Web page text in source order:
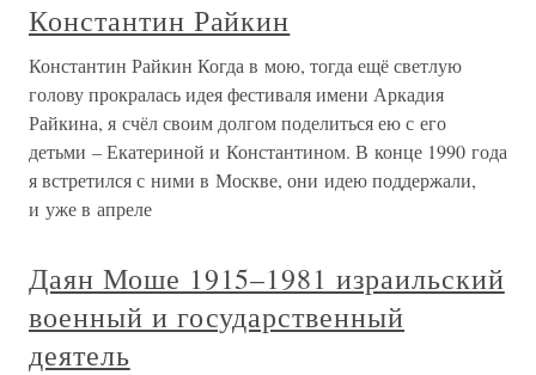
Константин Райкин
Константин Райкин Когда в мою, тогда ещё светлую
голову прокралась идея фестиваля имени Аркадия
Райкина, я счёл своим долгом поделиться ею с его
детьми – Екатериной и Константином. В конце 1990 года
я встретился с ними в Москве, они идею поддержали,
и уже в апреле
Даян Моше 1915–1981 израильский
военный и государственный
деятель